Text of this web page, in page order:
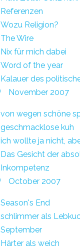
Referenzen
Wozu Religion?
The Wire
Nix für mich dabei
Word of the year
Kalauer des
November 2007
von wegen schöne
geschmacklose kuh
ich wollte ja nicht,
Das Gesicht der
Inkompetenz
October 2007
Season's End
schlimmer als
September
Härter als weich